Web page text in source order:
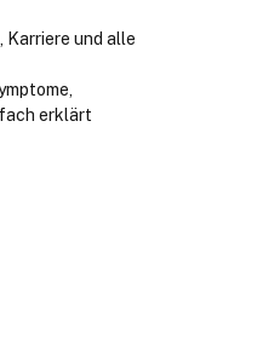
Karriere und alle
erklärt